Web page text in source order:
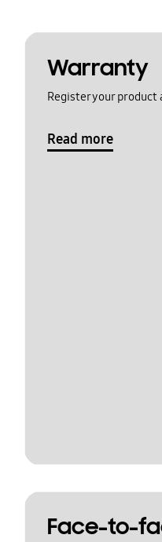
Warranty
Register your product
Read more
Face-to-